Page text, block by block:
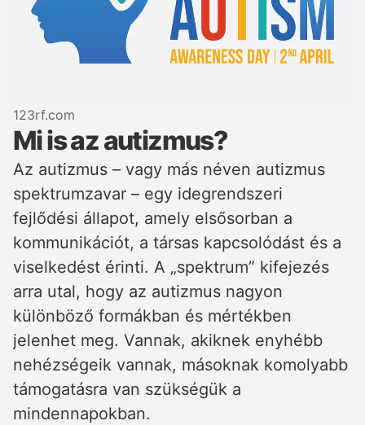
123rf.com
Mi is az autizmus?
Az autizmus – vagy más néven autizmus
spektrumzavar – egy idegrendszeri
fejlődési állapot, amely elsősorban a
kommunikációt, a társas kapcsolódást és a
viselkedést érinti. A „spektrum” kifejezés
arra utal, hogy az autizmus nagyon
különböző formákban és mértékben
jelenhet meg. Vannak, akiknek enyhébb
nehézségeik vannak, másoknak komolyabb
támogatásra van szükségük a
mindennapokban.